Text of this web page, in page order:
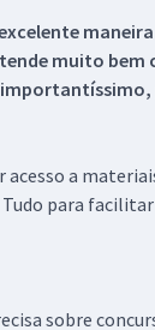
muito
acesso a
para
sobre